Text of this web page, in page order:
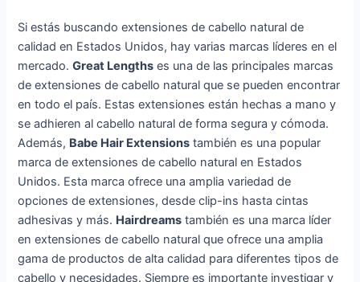
Si estás buscando extensiones de cabello natural de
calidad en Estados Unidos, hay varias marcas líderes en el
mercado.Great Lengths es una de las principales marcas
de extensiones de cabello natural que se pueden encontrar
en todo el país. Estas extensiones están hechas a mano y
se adhieren al cabello natural de forma segura y cómoda.
Además, Babe Hair Extensions también es una popular
marca de extensiones de cabello natural en Estados
Unidos. Esta marca ofrece una amplia variedad de
opciones de extensiones, desde clip-ins hasta cintas
adhesivas y más. Hairdreams también es una marca líder
en extensiones de cabello natural que ofrece una amplia
gama de productos de alta calidad para diferentes tipos de
cabello y necesidades. Siempre es importante investigar y